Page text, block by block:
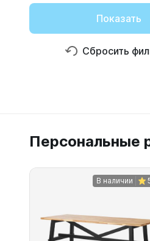
Показать
Сбросить
Персональные
В наличии